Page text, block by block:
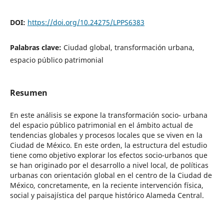
DOI: https://doi.org/10.24275/LPPS6383
Palabras clave: Ciudad global, transformación urbana,
espacio público patrimonial
Resumen
En este análisis se expone la transformación socio- urbana
del espacio público patrimonial en el ámbito actual de
tendencias globales y procesos locales que se viven en la
Ciudad de México. En este orden, la estructura del estudio
tiene como objetivo explorar los efectos socio-urbanos que
se han originado por el desarrollo a nivel local, de políticas
urbanas con orientación global en el centro de la Ciudad de
México, concretamente, en la reciente intervención física,
social y paisajística del parque histórico Alameda Central.